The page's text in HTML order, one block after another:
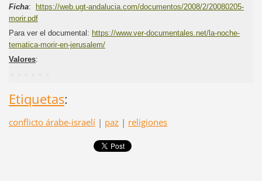
Ficha:
https://web.ugt-andalucia.com/documentos/2008/2/20080205-
morir.pdf
Para ver el documental: https://www.ver-documentales.net/la-noche-
tematica-morir-en-jerusalem/
Valores:
Etiquetas:
conflicto árabe-israelí | paz | religiones